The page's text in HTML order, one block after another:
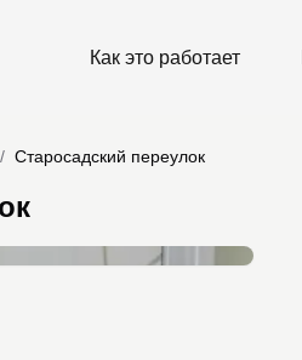
Как это работает
/ Старосадский переулок